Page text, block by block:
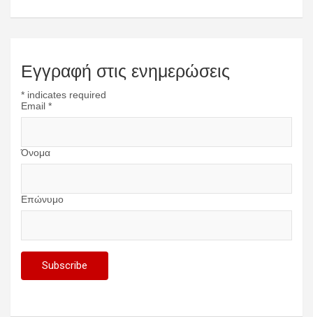
Εγγραφή στις ενημερώσεις
* indicates required
Email *
Όνομα
Επώνυμο